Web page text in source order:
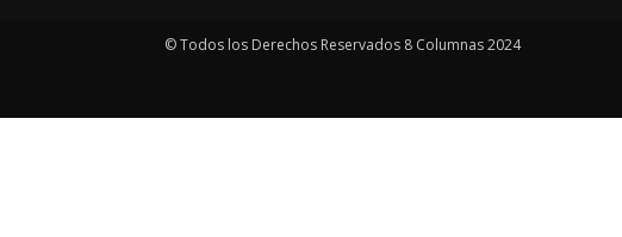
© Todos los Derechos Reservados 8 Columnas 2024